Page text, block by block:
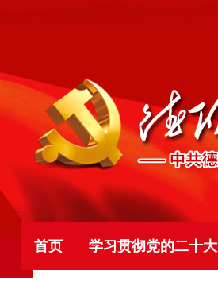
首页 学习贯彻党的二十大